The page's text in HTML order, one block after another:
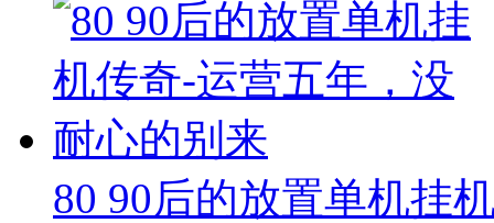
80 90后的放置单机挂